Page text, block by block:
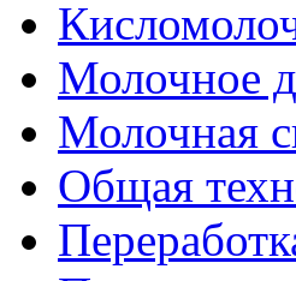
Молочное
Молочная
Общая